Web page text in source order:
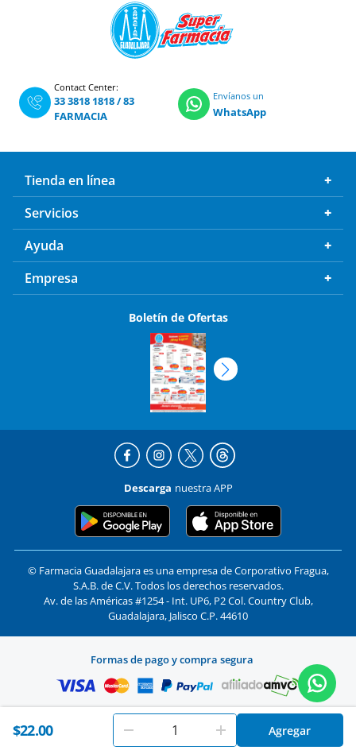
$22.00 Agregar
Contact Center:
33 3818 1818/83
FARMACIA
Envíanos un
WhatsApp
Tienda en línea
Servicios
Ayuda
Empresa
Boletín de Ofertas
Descarga nuestra APP
© Farmacia Guadalajara es una empresa de Corporativo Fragua,
S.A.B. de C.V. Todos los derechos reservados.
Av. de las Américas #1254 - Int. UP6, P2 Col. Country Club,
Guadalajara, Jalisco C.P. 44610
Formas de pago y compra segura
EnFarmacias Guadalajara
utilizamos cookies. Al utilizar
este sitio, aceptas nuestros
términos y condiciones Aceptar